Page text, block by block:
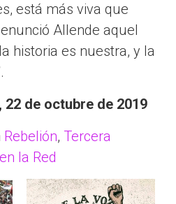
está más viva que
Allende aquel
historia es nuestra, y la
22 de octubre de 2019
Rebelión, Tercera
la Red